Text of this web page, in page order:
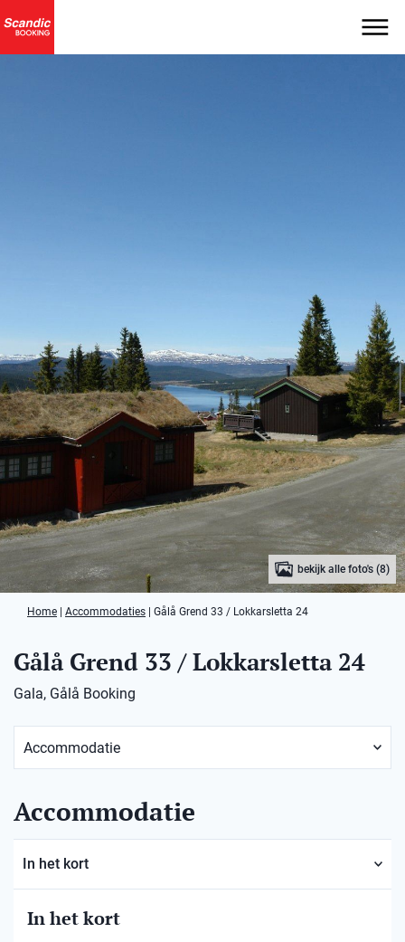
bekijk alle foto's (8)
Home Accommodaties Gålå Grend 33 / Lokkarsletta 24
Gålå Grend 33 / Lokkarsletta 24
Gala, Gålå Booking
Accommodatie
In het kort
In het kort